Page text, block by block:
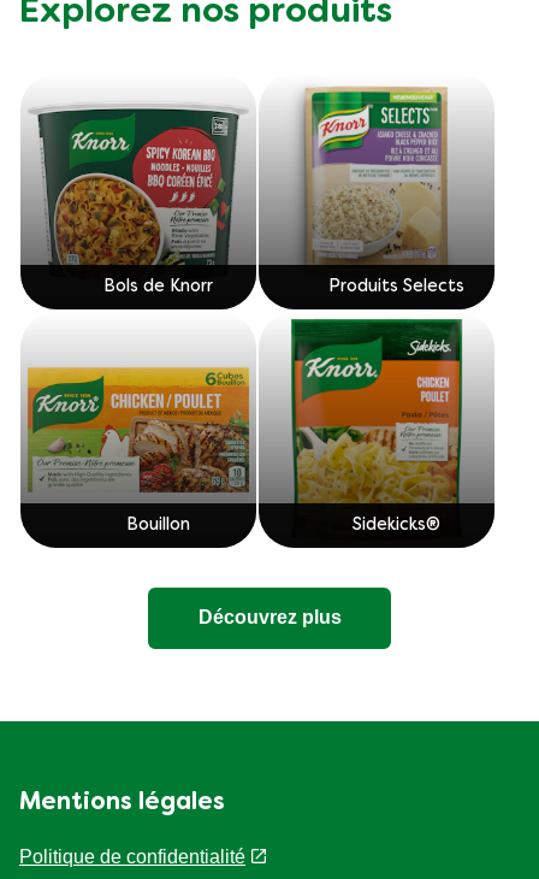
Explorez nos produits
Bols de Knorr Produits Selects
Bouillon Sidekicks®
Découvrez plus
Mentions légales
Politique de confidentialité